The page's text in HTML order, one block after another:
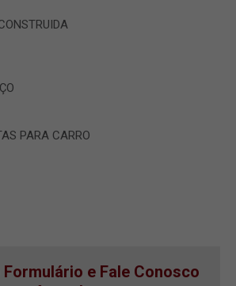
PARA CARRO
e Fale Conosco